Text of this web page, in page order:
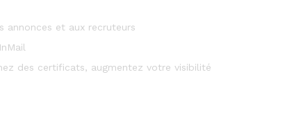
annonces et aux recruteurs
des certificats, augmentez votre visibilité